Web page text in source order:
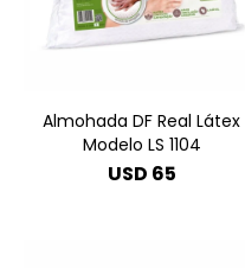
Almohada DF Real Látex
Modelo LS 1104
USD 65